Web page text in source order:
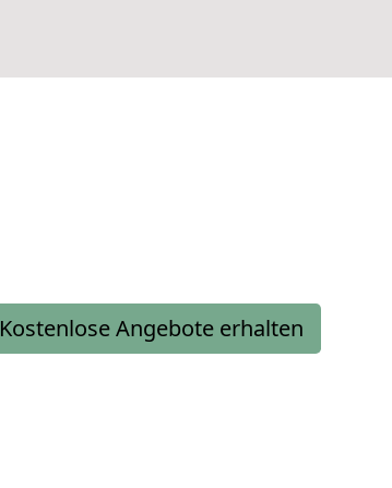
Kostenlose Angebote erhalten